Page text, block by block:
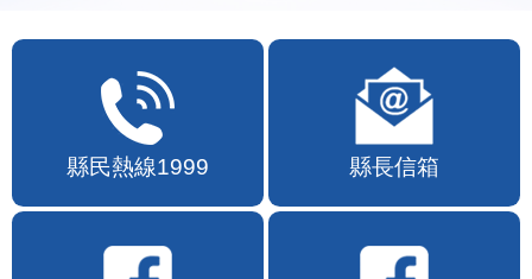
縣民熱線1999 縣長信箱